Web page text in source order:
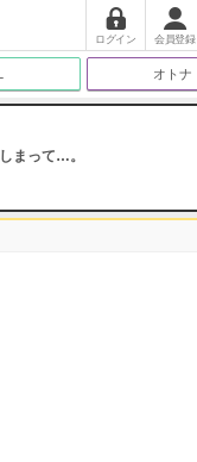
ログイン 会員登録
オトナ
まって…。